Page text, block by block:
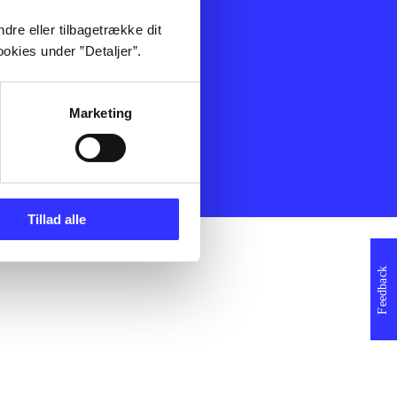
eller tilbagetrække dit
under ”Detaljer”.
Marketing
Tillad alle
Feedback
Film
Musik